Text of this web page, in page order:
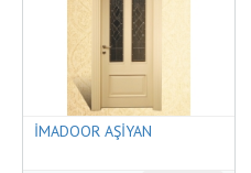
İMADOOR AŞİYAN